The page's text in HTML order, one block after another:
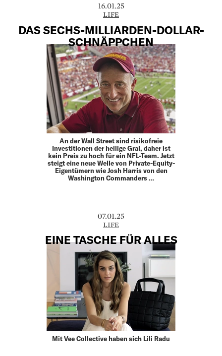
16.01.25
LIFE
DAS SECHS-MILLIARDEN-DOLLAR-
SCHNÄPPCHEN
An der Wall Street sind risikofreie
Investitionen der heilige Gral, daher ist
kein Preis zu hoch für ein NFL-Team. Jetzt
steigt eine neue Welle von Private-Equity-
Eigentümern wie Josh Harris von den
Washington Commanders …
07.01.25
LIFE
EINE TASCHE FÜR ALLES
Mit Vee Collective haben sich Lili Radu